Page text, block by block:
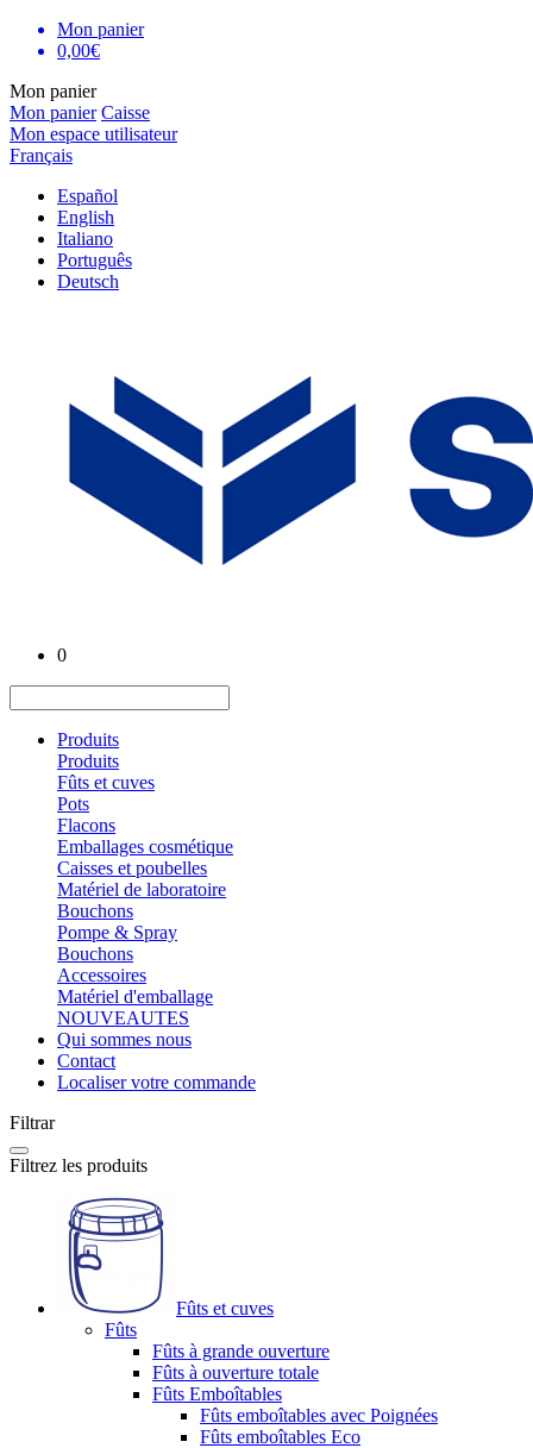
Mon panier
0,00€
Mon panier
Mon panier Caisse
Mon espace utilisateur
Français
Español
English
Italiano
Português
Deutsch
0
Produits
Produits
Fûts et cuves
Pots
Flacons
Emballages cosmétique
Caisses et poubelles
Matériel de laboratoire
Bouchons
Pompe & Spray
Bouchons
Accessoires
Matériel d'emballage
NOUVEAUTES
Qui sommes nous
Contact
Localiser votre commande
Filtrar
Filtrez les produits
Fûts et cuves
Fûts
Fûts à grande ouverture
Fûts à ouverture totale
Fûts Emboîtables
Fûts emboîtables avec Poignées
Fûts emboîtables Eco